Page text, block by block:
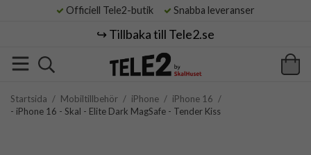
Officiell Tele2-butik Snabba leveranser
↪️ Tillbaka till Tele2.se
Startsida / Mobiltillbehör / iPhone / iPhone 16 /
- iPhone 16 - Skal - Elite Dark MagSafe - Tender Kiss